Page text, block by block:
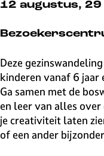
12 augustus,
Deze
kinderen vanaf 6 jaar
Ga samen met de
en leer van alles
je creativiteit laten
of een ander